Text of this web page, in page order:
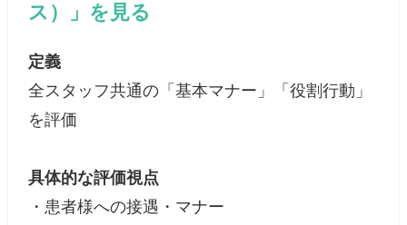
ス）」を見る
定義
全スタッフ共通の「基本マナー」「役割行動」
を評価
具体的な評価視点
・患者様への接遇・マナー